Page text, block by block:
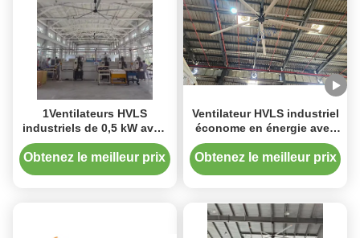
1Ventilateurs HVLS
industriels de 0,5 kW avec
une technologie de pointe
de résistance à la
Obtenez le meilleur prix
Ventilateur HVLS industriel
économe en énergie avec
moteur PMSM à
entraînement direct sans
Obtenez le meilleur prix